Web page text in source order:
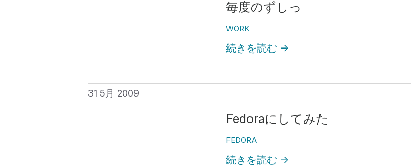
毎度のずしっ
WORK
続きを読む →
31 5月 2009
Fedoraにしてみた
FEDORA
続きを読む →